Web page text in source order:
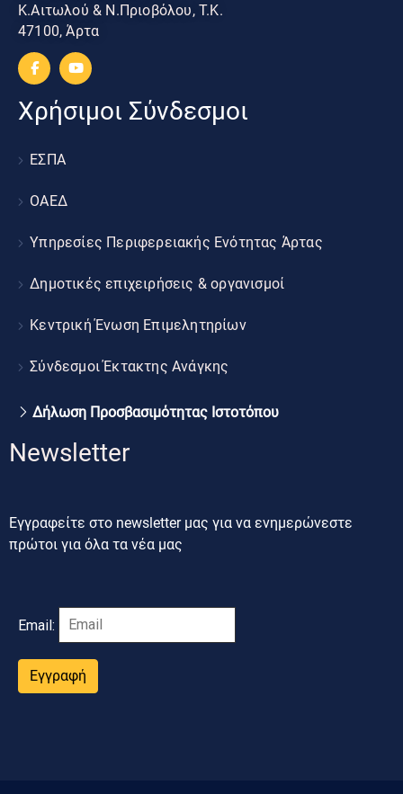
Κ.Αιτωλού & Ν.Πριοβόλου, Τ.Κ.
47100, Άρτα
Χρήσιμοι Σύνδεσμοι
ΕΣΠΑ
ΟΑΕΔ
Υπηρεσίες Περιφερειακής Ενότητας Άρτας
Δημοτικές επιχειρήσεις & οργανισμοί
Κεντρική Ένωση Επιμελητηρίων
Σύνδεσμοι Έκτακτης Ανάγκης
Δήλωση Προσβασιμότητας Ιστοτόπου
Newsletter
Εγγραφείτε στο newsletter μας για να ενημερώνεστε
πρώτοι για όλα τα νέα μας
Email:
Εγγραφή